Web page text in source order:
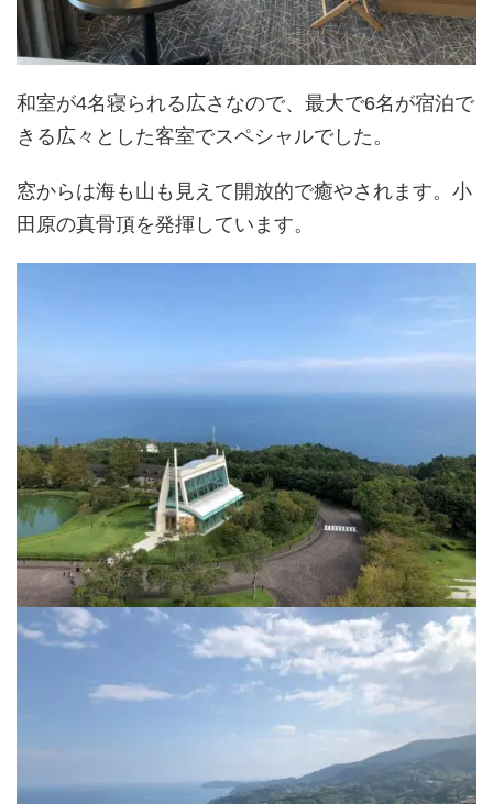
和室が4名寝られる広さなので、最大で6名が宿泊で
きる広々とした客室でスペシャルでした。
窓からは海も山も見えて開放的で癒やされます。小
田原の真骨頂を発揮しています。